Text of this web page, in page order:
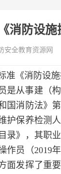
消防设
安全教育资源网
准《消防设
从事建（构
国消防法》
护保养检测
录》，其职
作员（2019
面发挥了重